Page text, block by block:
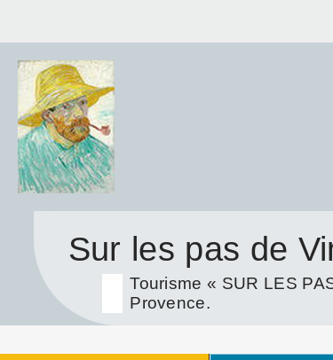
Sur les pas de
Tourisme « SUR LES
Provence.